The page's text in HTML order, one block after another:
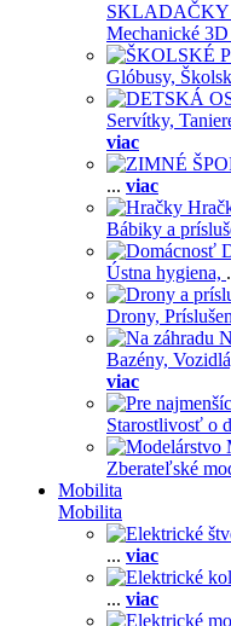
SKLADAČKY
Mechanické
Glóbusy,
Servítky,
viac
... viac
Bábiky a
Ústna hygiena,
Drony,
Bazény,
viac
Starostlivosť o
Zberateľské
Mobilita
Mobilita
... viac
... viac